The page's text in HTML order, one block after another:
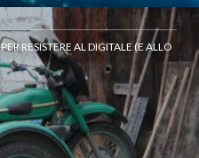
RESISTERE AL DIGITALE (E ALLO